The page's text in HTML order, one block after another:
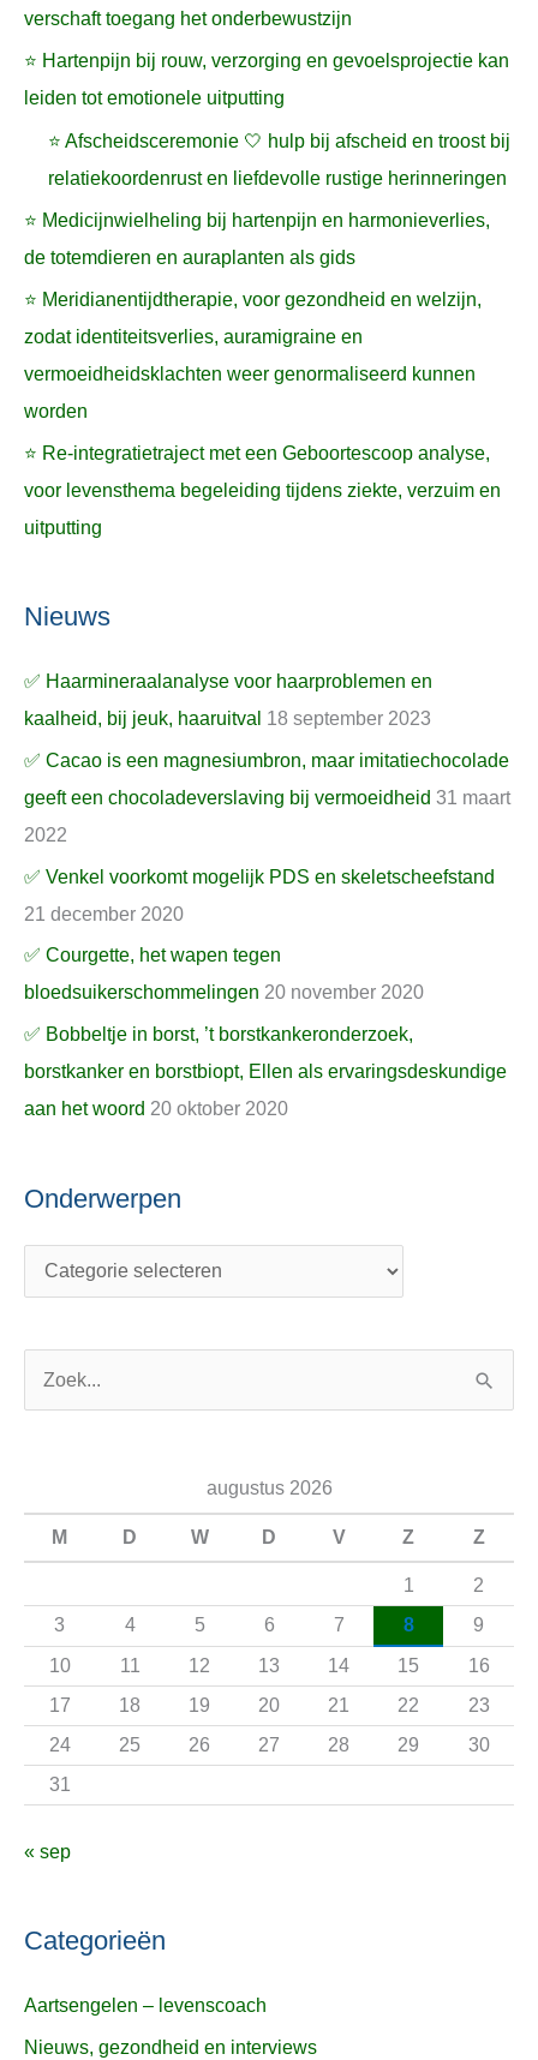
verschaft toegang het onderbewustzijn
⭐ Hartenpijn bij rouw, verzorging en gevoelsprojectie kan
leiden tot emotionele uitputting
⭐ Afscheidsceremonie 🤍 hulp bij afscheid en troost bij
relatiekoordenrust en liefdevolle rustige herinneringen
⭐ Medicijnwielheling bij hartenpijn en harmonieverlies,
de totemdieren en auraplanten als gids
⭐ Meridianentijdtherapie, voor gezondheid en welzijn,
zodat identiteitsverlies, auramigraine en
vermoeidheidsklachten weer genormaliseerd kunnen
worden
⭐ Re-integratietraject met een Geboortescoop analyse,
voor levensthema begeleiding tijdens ziekte, verzuim en
uitputting
Nieuws
✅ Haarmineraalanalyse voor haarproblemen en
kaalheid, bij jeuk, haaruitval 18 september 2023
✅ Cacao is een magnesiumbron, maar imitatiechocolade
geeft een chocoladeverslaving bij vermoeidheid 31 maart
2022
✅ Venkel voorkomt mogelijk PDS en skeletscheefstand
21 december 2020
✅ Courgette, het wapen tegen
bloedsuikerschommelingen 20 november 2020
✅ Bobbeltje in borst, ’t borstkankeronderzoek,
borstkanker en borstbiopt, Ellen als ervaringsdeskundige
aan het woord 20 oktober 2020
Onderwerpen
a
r
:
augustus 2026
M D W D V Z Z
1
2
3
4 5 6 7 8
9
10
11 12 13 14 15
16
17
18 19 20 21 22
23
24
25 26 27 28 29
30
31
« sep
Categorieën
Aartsengelen – levenscoach
Nieuws, gezondheid en interviews